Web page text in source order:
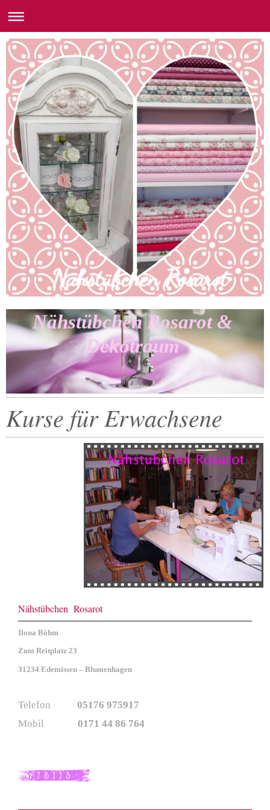
Nähstübchen Rosarot &
Dekotraum
Kurse für Erwachsene
Nähstübchen Rosarot
Ilona Böhm
Zum Reitplatz 23
31234 Edemissen – Blumenhagen
Telefon 05176 975917
Mobil
0171 44 86 764